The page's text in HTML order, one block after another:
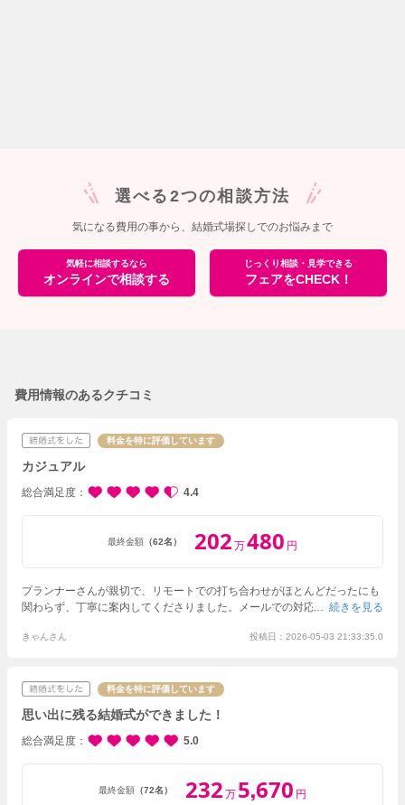
選べる2つの相談方法
気になる費用の事から、結婚式場探しでのお悩みまで
気軽に相談するなら
オンラインで相談する
じっくり相談・見学できる
フェアをCHECK！
費用情報のあるクチコミ
料金を特に評価しています
カジュアル
総合満足度 4.4
最終金額 （62名） 202 万480 円
プランナーさんが親切で、リモートでの打ち合わせがほとんどだったにも
関わらず、丁寧に案内してくださりました。メールでの対応もスムーズで
けました。ラフでみんなが楽しめる式を目指していたので、イメージ通り
気がしました。当日はゲストの飲み物のサービスが遅かったり、忘れられ
いていただけなかったのが残念です。若いスタッフが多かったので、もう
少し教育について気をつけて欲しかったと思いました。
続きを見る
きゃんさん 投稿日：2026-05-03 21:33:35.0
料金を特に評価しています
思い出に残る結婚式ができました！
総合満足度 5.0
最終金額 （72名） 232 万 5,670 円